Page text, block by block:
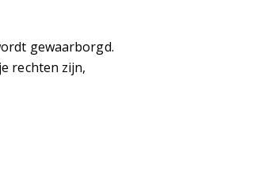
gewaarborgd.
rechten zijn,